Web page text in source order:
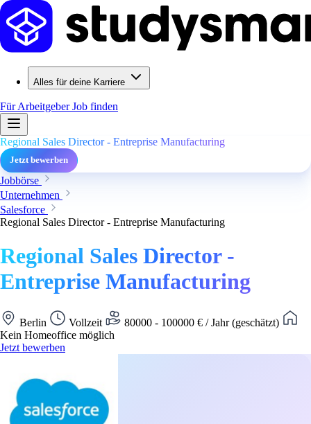
Alles für deine Karriere
Für ArbeitgeberJob finden
Regional Sales Director - Entreprise Manufacturing
Jetzt bewerben
Jobbörse
Unternehmen
Salesforce
Regional Sales Director - Entreprise Manufacturing
Regional Sales Director -
Entreprise Manufacturing
Berlin Vollzeit
80000 - 100000 € / Jahr (geschätzt)
Kein Homeoffice möglich
Jetzt bewerben